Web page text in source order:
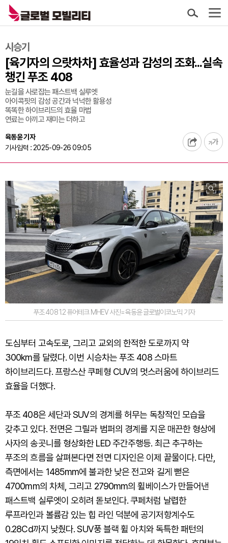
시승기
[육기자의 으랏차차] 효율성과 감성의 조화...실속
챙긴 푸조 408
눈길을 사로잡는 패스트백 실루엣
아이콕핏의 감성 공간과 넉넉한 활용성
똑똑한 하이브리드의 효율 마법
연료는 아끼고 재미는 더하고
육동윤 기자
기사입력 : 2025-09-26 09:05
푸조 408 1.2 퓨어테크 MHEV 사진=육동윤 글로벌이코노믹 기자
도심부터 고속도로, 그리고 교외의 한적한 도로까지 약
300km를 달렸다. 이번 시승차는 푸조 408 스마트
하이브리드다. 프랑스산 쿠페형 CUV의 멋스러움에 하이브리드
효율을 더했다.
푸조 408은 세단과 SUV의 경계를 허무는 독창적인 모습을
갖추고 있다. 전면은 그릴과 범퍼의 경계를 지운 매끈한 형상에
사자의 송곳니를 형상화한 LED 주간주행등. 최근 추구하는
푸조의 흐름을 살펴본다면 전면 디자인은 이제 끝물이다. 다만,
측면에서는 1485mm에 불과한 낮은 전고와 길게 뻗은
4700mm의 차체, 그리고 2790mm의 휠베이스가 만들어낸
패스트백 실루엣이 오히려 돋보인다. 쿠페처럼 날렵한
루프라인과 볼륨감 있는 힙 라인 덕분에 공기저항계수도
0.28Cd까지 낮췄다. SUV풍 블랙 휠 아치와 독특한 패턴의